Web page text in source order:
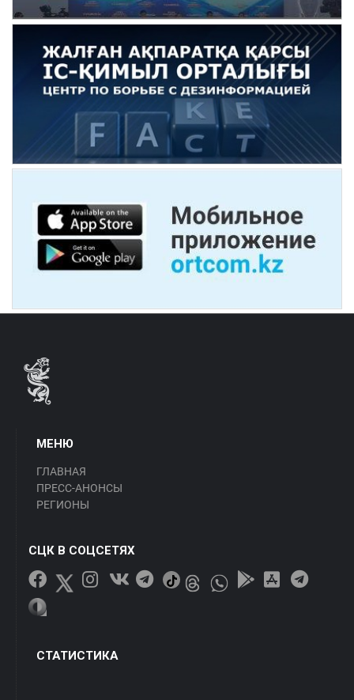
МЕНЮ
ГЛАВНАЯ
ПРЕСС-АНОНСЫ
РЕГИОНЫ
СЦК В СОЦСЕТЯХ
СТАТИСТИКА